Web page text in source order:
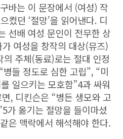
바는 이 문장에서 (여성) 작
켰던 ‘절망’을 읽어낸다. 디
선배 여성 문인이 전무한 상
여성을 창작의 대상(뮤즈)
주체(동료)로는 절대 인정
들 정도로 심한 고립”, “미
일으키는 모호함”4과 싸워
, 디킨슨은 “병든 생모와 고
가 옮기는 절망을 들이마셨
은 맥락에서 해석해야 한다.